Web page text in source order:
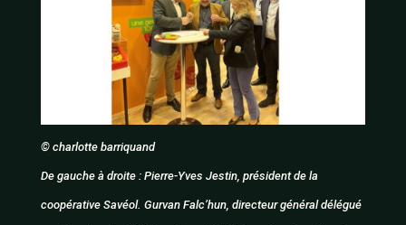
© charlotte barriquand
De gauche à droite : Pierre-Yves Jestin, président de la
coopérative Savéol. Gurvan Falc’hun, directeur général délégué